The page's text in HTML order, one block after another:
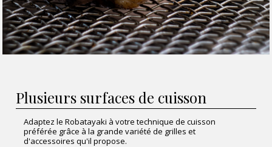
Plusieurs surfaces de cuisson
Adaptez le Robatayaki à votre technique de cuisson
préférée grâce à la grande variété de grilles et
d'accessoires qu'il propose.